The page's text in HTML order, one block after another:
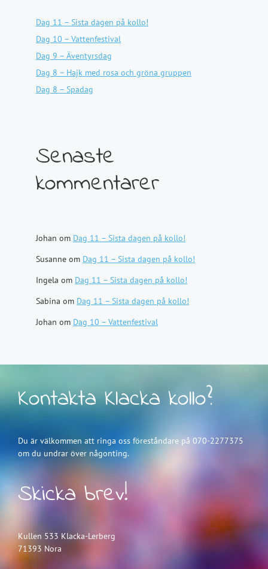
Dag 11 – Sista dagen på kollo!
Dag 10 – Vattenfestival
Dag 9 – Äventyrsdag
Dag 8 – Hajk med rosa och gröna gruppen
Dag 8 – Spadag
Senaste
kommentarer
Johan om Dag 11 – Sista dagen på kollo!
Susanne om Dag 11 – Sista dagen på kollo!
Ingela om Dag 11 – Sista dagen på kollo!
Sabina om Dag 11 – Sista dagen på kollo!
Johan om Dag 10 – Vattenfestival
Kontakta Klacka kollo?
Du är välkommen att ringa oss föreståndare på 070-2277375
om du undrar över någonting.
Skicka brev!
Kullen 533 Klacka-Lerberg
71393 Nora